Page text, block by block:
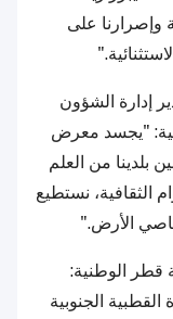
وإصرارنا على
إدارة الشؤون
بلدينا من العلم
الثقافية، نستطيع
الأرض."
قطر الوطنية:
الجنوبية